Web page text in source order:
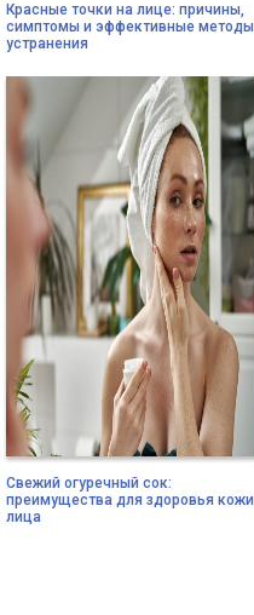
Красные точки на лице: причины,
симптомы и эффективные методы
устранения
Свежий огуречный сок:
преимущества для здоровья кожи
лица